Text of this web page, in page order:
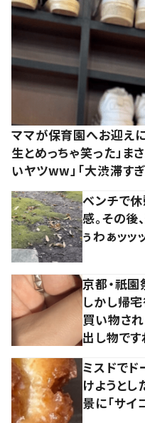
ママが保育園へお迎
生とめっちゃ笑った」ま
いヤツww」「大渋滞す
ベンチで
感。その
ぅわぁッッ
京都・祇
しかし帰
買い物され
出し物です
ミスドで
けようと
景に「サイ